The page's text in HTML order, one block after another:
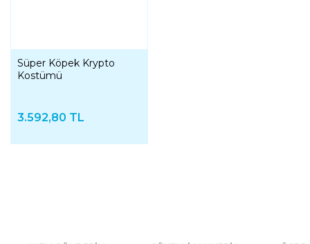
Süper Köpek Krypto
Kostümü
3.592,80 TL